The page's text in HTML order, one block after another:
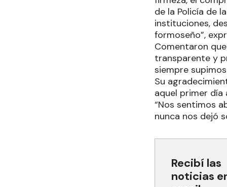
de la Policía de
instituciones,
formoseño”,
Comentaron
transparente y
siempre
Su
aquel primer
“Nos sentimos
nunca nos dejó
Recibí las
noticias